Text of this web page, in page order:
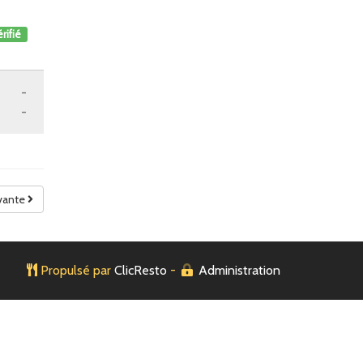
-
-
Propulsé par ClicResto - Administration